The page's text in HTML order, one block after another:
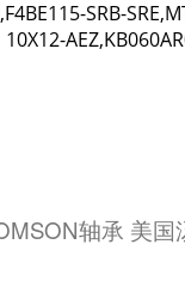
SRB-
10X12-
轴承 美国